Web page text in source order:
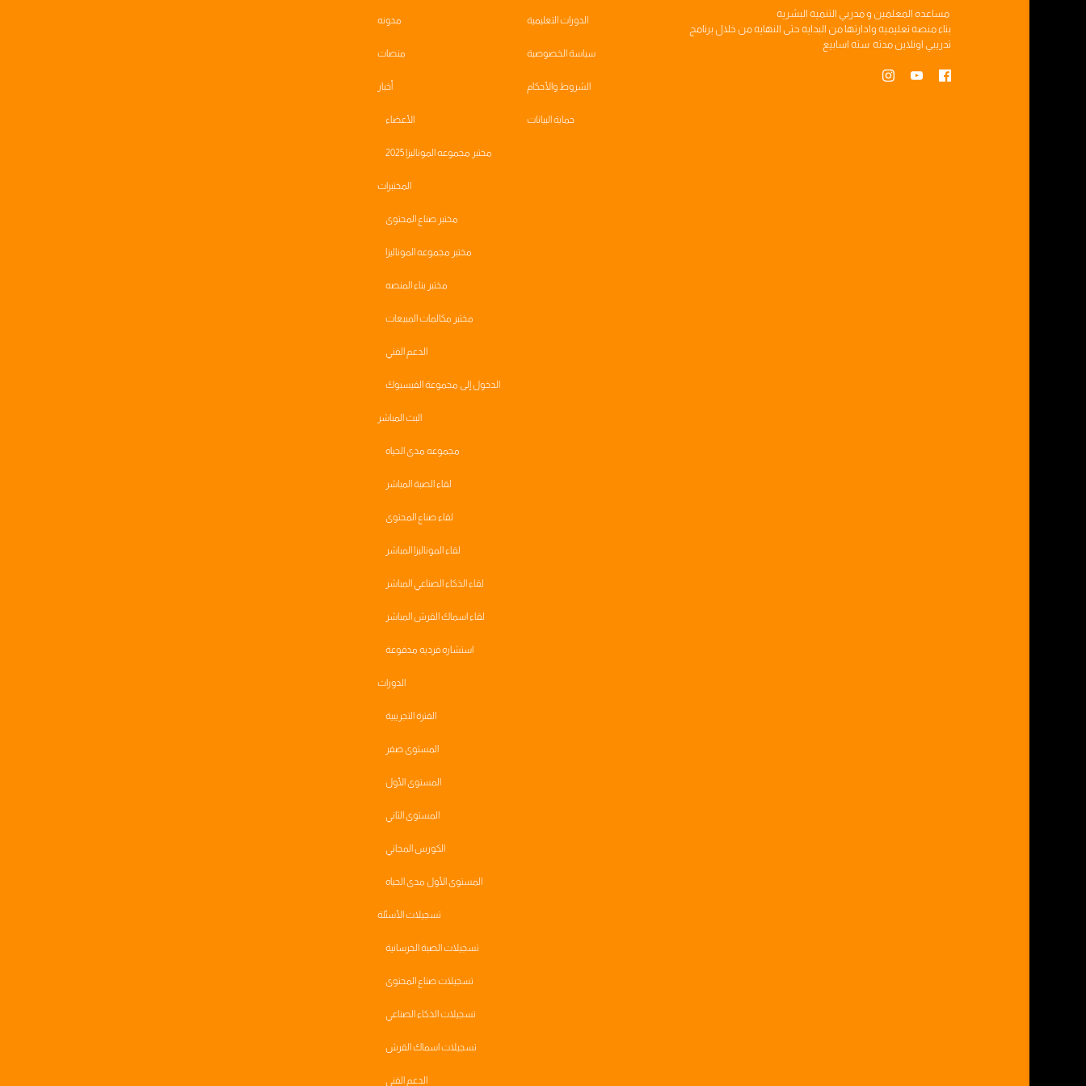
مساعده المعلمين ومدربي التنميه البشريه
بناءمنصه تعليميه وادارتها من البدايه حتى النهايه من خلال برنامج
تدريبي اونلاين مدته سته اسابيع
الدورات التعليمية
سياسة الخصوصية
الشروط والأحكام
حماية البيانات
مدونه
منصات
أخبار
الأعضاء
مختبر مجموعه الموناليزا 2025
المختبرات
مختبر صناع المحتوى
مختبر مجموعه الموناليزا
مختبر بناء المنصه
مختبر مكالمات المبيعات
الدعم الفني
الدخول إلى مجموعة الفيسبوك
البث المباشر
مجموعه مدى الحياه
لقاء الصبة المباشر
لقاء صناع المحتوى
لقاء الموناليزا المباشر
لقاء الذكاء الصناعي المباشر
لقاء اسماك القرش المباشر
استشاره فرديه مدفوعة
الدورات
الفترة التجريبية
المستوى صفر
المستوى الأول
المستوى الثاني
الكورس المجاني
المستوى الأول مدى الحياه
تسجيلات الأسئلة
تسجيلات الصبة الخرسانية
تسجيلات صناع المحتوى
تسجيلات الذكاء الصناعي
تسجيلات اسماك القرش
الدعم الفني